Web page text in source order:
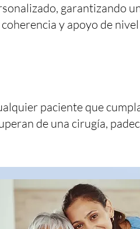
garantizando
y apoyo de
paciente que
de una cirugía,